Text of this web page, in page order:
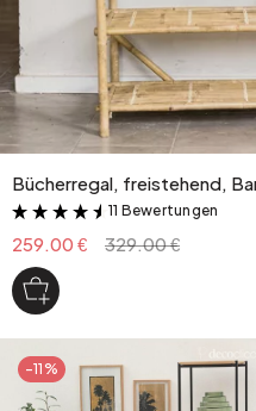
Bücherregal, freistehend,
&
11 Bewertungen
259.00 € 329.00 €
-11%